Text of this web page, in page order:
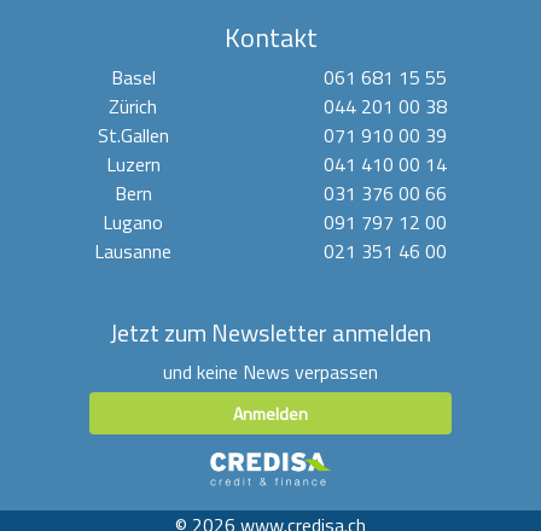
Kontakt
Basel
061 681 15 55
Zürich
044 201 00 38
St.Gallen
071 910 00 39
Luzern
041 410 00 14
Bern
031 376 00 66
Lugano
091 797 12 00
Lausanne
021 351 46 00
Jetzt zum Newsletter anmelden
und keine News verpassen
Anmelden
© 2026 www.credisa.ch